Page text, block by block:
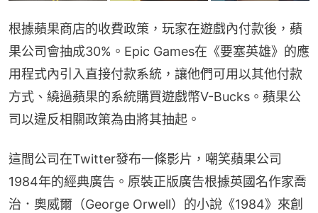
根據蘋果商店的收費政策，玩家在遊戲內付款後，蘋
果公司會抽成30%。Epic Games在《要塞英雄》的應
用程式內引入直接付款系統，讓他們可用以其他付款
方式、繞過蘋果的系統購買遊戲幣V-Bucks。蘋果公
司以違反相關政策為由將其抽起。
這間公司在Twitter發布一條影片，嘲笑蘋果公司
1984年的經典廣告。原裝正版廣告根據英國名作家喬
治．奧威爾（George Orwell）的小說《1984》來創